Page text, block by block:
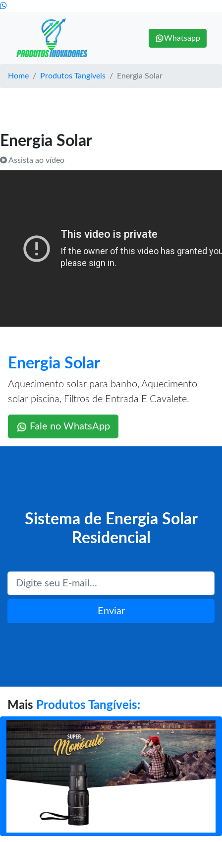
Whatsapp
Home Produtos Tangíveis Energia Solar
Energia Solar
Assista ao vídeo
Energia Solar
Aquecimento solar para banho, Aquecimento
solar piscina, Filtros de Entrada E Cavalete.
Fale no WhatsApp
Sistema de Energia Solar
Residencial
Enviar
Mais Produtos Tangíveis: